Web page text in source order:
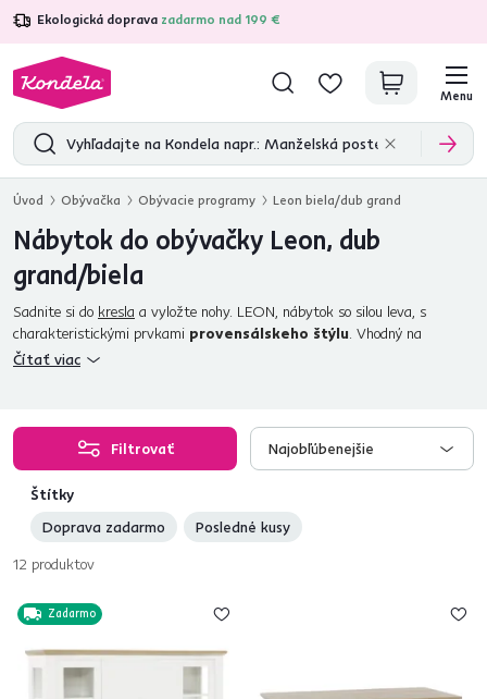
Ekologická doprava zadarmo nad 199 €
4,7 31 375overených produktových recenzií
Menu
Úvod Obývačka Obývacie programy Leon biela/dub grand
Nábytok do obývačky Leon, dub
grand/biela
Sadnite si do kresla a vyložte nohy. LEON, nábytok so silou leva, s
charakteristickými prvkami provensálskeho štýlu. Vhodný na
zariadenie obývačky alebo jedálne
vnesie do miestnosti pocit tepla a útulnosti. Ponúkame vitríny,
regály a
police
TV stolíky
, komody aj skrinku. Zadovážte si sektor, ktorý môžeme
označiť za kráľa nábytku.
Čítať viac
Filtrovať Najobľúbenejšie
Štítky
Doprava zadarmo
Posledné kusy
12 produktov
Zadarmo